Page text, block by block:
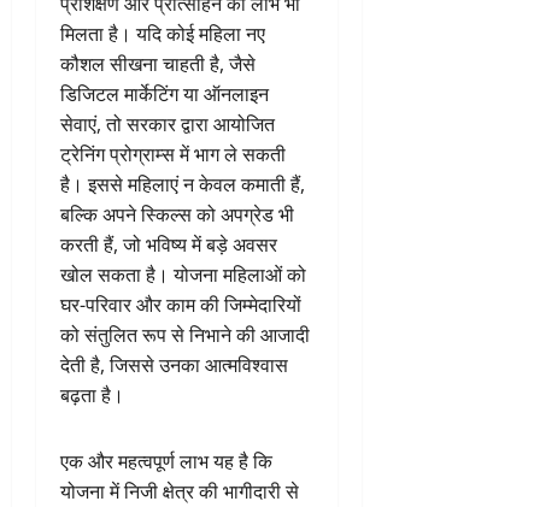
मिलता है। यदि कोई महिला नए
कौशल सीखना चाहती है, जैसे
डिजिटल मार्केटिंग या ऑनलाइन
सेवाएं, तो सरकार द्वारा आयोजित
ट्रेनिंग प्रोग्राम्स में भाग ले सकती
है। इससे महिलाएं न केवल कमाती हैं,
बल्कि अपने स्किल्स को अपग्रेड भी
करती हैं, जो भविष्य में बड़े अवसर
खोल सकता है। योजना महिलाओं को
घर-परिवार और काम की जिम्मेदारियों
को संतुलित रूप से निभाने की आजादी
देती है, जिससे उनका आत्मविश्वास
बढ़ता है।
एक और महत्वपूर्ण लाभ यह है कि
योजना में निजी क्षेत्र की भागीदारी से